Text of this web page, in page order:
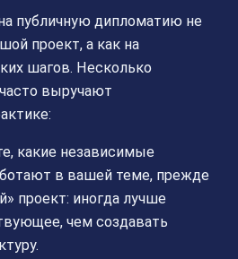
публичную дипломатию не
проект, а как на
шагов. Несколько
выручают
какие независимые
в вашей теме, прежде
проект: иногда лучше
чем создавать